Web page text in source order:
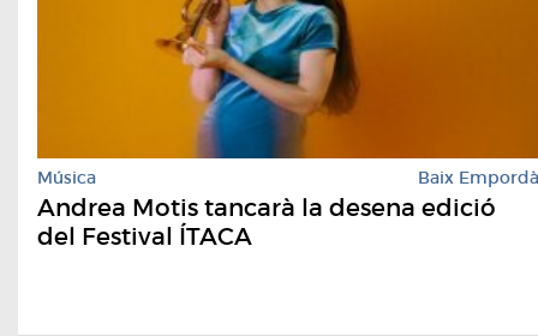
Música Baix Empordà
Andrea Motis tancarà la desena edició
del Festival ÍTACA